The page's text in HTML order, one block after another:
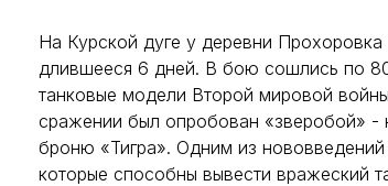
На Курской дуге у деревни
длившееся 6 дней. В бою сошлись по
танковые модели Второй мировой
сражении был опробован «зверобой» -
броню «Тигра». Одним из
которые способны вывести вражеский